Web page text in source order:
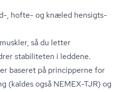
, hofte- og knæled hen­sigts­
så du letter
stabiliteten i leddene.
baseret på principperne for
også NEMEX-TJR) og